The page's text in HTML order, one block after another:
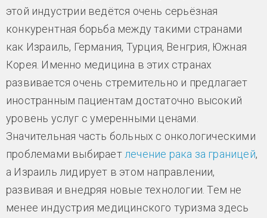
этой индустрии ведётся очень серьёзная
конкурентная борьба между такими странами
как Израиль, Германия, Турция, Венгрия, Южная
Корея. Именно медицина в этих странах
развивается очень стремительно и предлагает
иностранным пациентам достаточно высокий
уровень услуг с умеренными ценами.
Значительная часть больных с онкологическими
проблемами выбирает лечение рака за границей,
а Израиль лидирует в этом направлении,
развивая и внедряя новые технологии. Тем не
менее индустрия медицинского туризма здесь